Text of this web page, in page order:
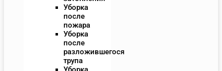
Уборка
после
пожара
Уборка
после
разложившегося
трупа